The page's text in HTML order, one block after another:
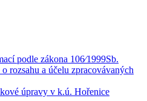
podle zákona 106⁄1999Sb.
rozsahu a účelu zpracovávaných
úpravy v k.ú. Hořenice